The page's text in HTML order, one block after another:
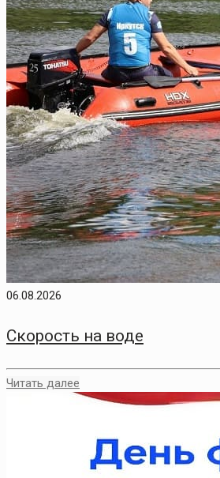
06.08.2026
Скорость на воде
Читать далее